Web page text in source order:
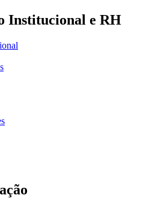
Institucional e RH